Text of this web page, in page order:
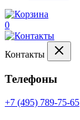
0
Контакты
Телефоны
+7 (495) 789-75-65